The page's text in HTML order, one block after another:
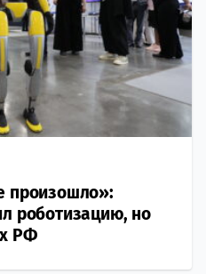
произошло»:
роботизацию, но
РФ